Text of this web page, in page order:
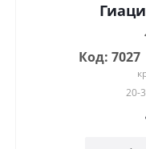
Код: 7027
20-